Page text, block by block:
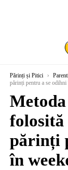
Părinți și Pitici ›
părinți pentru a se
folosită
părinți
în